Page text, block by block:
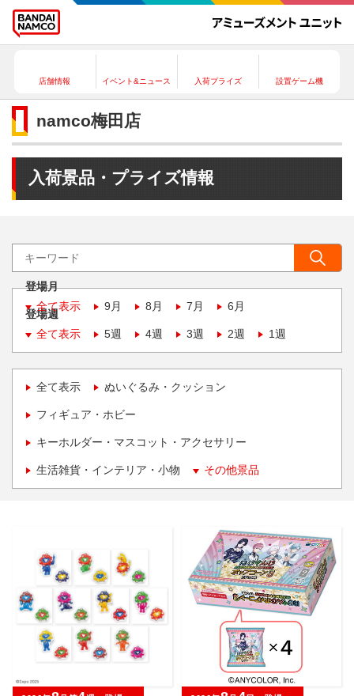
店舗情報 イベント&ニュース 入荷プライズ 設置ゲーム機
namco梅田店
入荷景品・プライズ情報
登場月
全て表示
9月 8月 7月 6月
登場週
全て表示
5週 4週 3週 2週 1週
全て表示 ぬいぐるみ・クッション
フィギュア・ホビー
キーホルダー・マスコット・アクセサリー
生活雑貨・インテリア・小物 その他景品